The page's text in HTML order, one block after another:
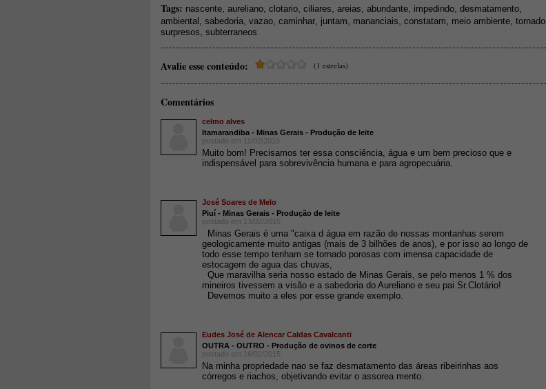
Tags: nascente aureliano clotario ciliares areias abundante impedindo desmatamento
ambiental sabedoria vazao caminhar juntam mananciais constatam meio ambiente tornado
surpresos subterraneos
Avalie esse conteúdo: (1 estrelas)
Comentários
celmo alves
Itamarandiba - Minas Gerais - Produção de leite
postado em 11/02/2015
Muito bom! Precisamos ter essa consciência, água e um bem precioso que e
indispensável para sobrevivência humana e para agropecuária.
José Soares de Melo
Piuí - Minas Gerais - Produção de leite
postado em 13/02/2015
Minas Gerais é uma "caixa d água em razão de nossas montanhas serem
geologicamente muito antigas (mais de 3 bilhões de anos), e por isso ao longo de
todo esse tempo tenham se tornado porosas com imensa capacidade de
estocagem de agua das chuvas,
Que maravilha seria nosso estado de Minas Gerais, se pelo menos 1 % dos
mineiros tivessem a visão e a sabedoria do Aureliano e seu pai Sr.Clotário!
Devemos muito a eles por esse grande exemplo.
Eudes José de Alencar Caldas Cavalcanti
OUTRA - OUTRO - Produção de ovinos de corte
postado em 16/02/2015
Na minha propriedade nao se faz desmatamento das áreas ribeirinhas aos
córregos e riachos, objetivando evitar o assorea mento.